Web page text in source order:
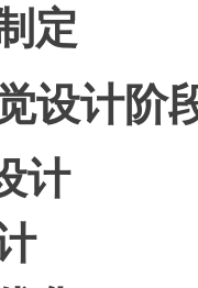
定
设计阶
计